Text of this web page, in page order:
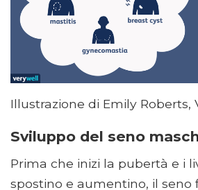
Illustrazione di Emily Roberts,
Sviluppo del seno
Prima che inizi la pubertà e i
spostino e aumentino, il seno